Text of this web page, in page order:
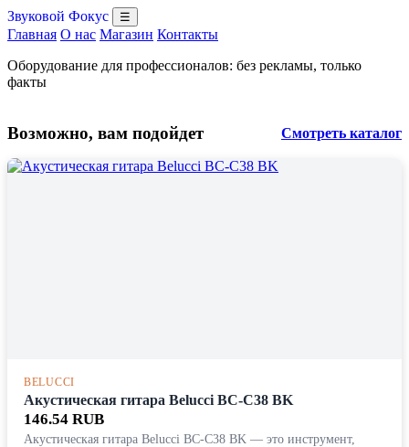
Звуковой Фокус ☰
Главная О нас Магазин Контакты
Оборудование для профессионалов: без рекламы, только
факты
Возможно, вам подойдет Смотреть каталог
BELUCCI
Акустическая гитара Belucci BC-C38 BK
146.54 RUB
Акустическая гитара Belucci BC-C38 BK — это инструмент,